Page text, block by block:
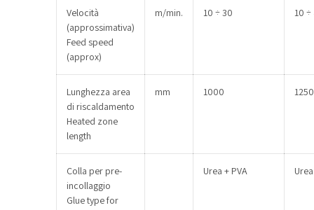
Velocità
(approssimativa)
Feed speed
(approx)
m/min. 10 ÷ 30 10
Lunghezza area
di riscaldamento
Heated zone
length
mm 1000 1250
Colla per pre-
incollaggio
Glue type for
Urea + PVA